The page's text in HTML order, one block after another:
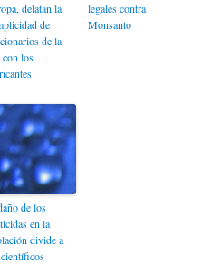
delatan la
de
de la
los
legales contra
Monsanto
de los
en la
divide a